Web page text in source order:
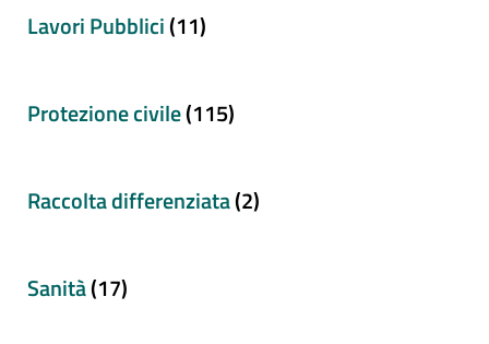
Lavori Pubblici(11)
Protezione civile(115)
Raccolta differenziata(2)
Sanità(17)